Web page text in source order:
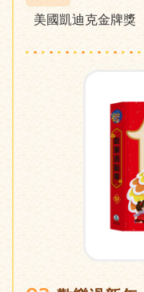
美國凱迪克金牌獎